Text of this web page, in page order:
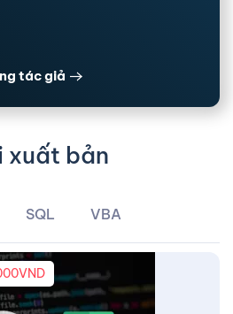
tác giả
xuất bản
SQL VBA
VND